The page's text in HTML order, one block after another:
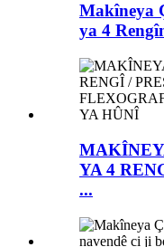
Makîneya
ya 4
YA 4
...